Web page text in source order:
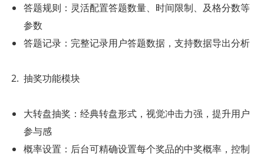
答题规则：灵活配置答题数量、时间限制、及格分数等
参数
答题记录：完整记录用户答题数据，支持数据导出分析
抽奖功能模块
大转盘抽奖：经典转盘形式，视觉冲击力强，提升用户
参与感
概率设置：后台可精确设置每个奖品的中奖概率，控制